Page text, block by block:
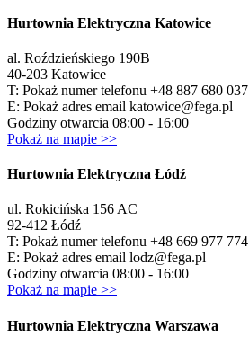
Hurtownia Elektryczna Katowice
al. Roździeńskiego 190B
40-203 Katowice
T: Pokaż numer telefonu +48 887 680 037
E: Pokaż adres email katowice@fega.pl
Godziny otwarcia 08:00 - 16:00
Pokaż na mapie >>
Hurtownia Elektryczna Łódź
ul. Rokicińska 156 AC
92-412 Łódź
T: Pokaż numer telefonu +48 669 977 774
E: Pokaż adres email lodz@fega.pl
Godziny otwarcia 08:00 - 16:00
Pokaż na mapie >>
Hurtownia Elektryczna Warszawa